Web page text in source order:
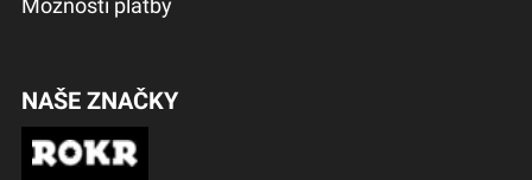
Možnosti platby
NAŠE ZNAČKY